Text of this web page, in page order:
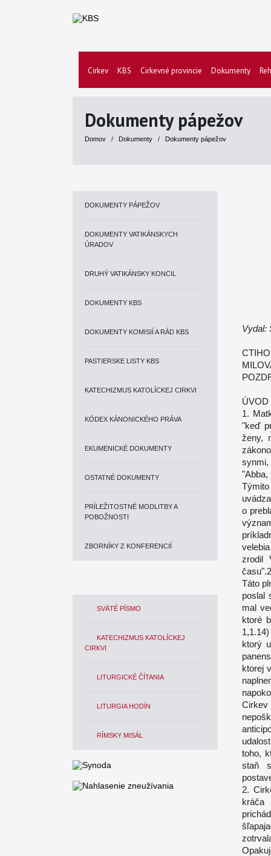
Cirkev KBS Cirkevné provincie Dokumenty
Dokumenty pápežov
Domov / Dokumenty / Dokumenty pápežov
DOKUMENTY PÁPEŽOV
DOKUMENTY VATIKÁNSKYCH
ÚRADOV
DRUHÝ VATIKÁNSKY KONCIL
DOKUMENTY KBS
DOKUMENTY KOMISIÍ A RÁD KBS
PASTIERSKE LISTY KBS
KATECHIZMUS KATOLÍCKEJ CIRKVI
KÓDEX KÁNONICKÉHO PRÁVA
EKUMENICKÉ DOKUMENTY
OSTATNÉ DOKUMENTY
PRÍLEŽITOSTNÉ MODLITBY A
POBOŽNOSTI
ZBORNÍKY Z KONFERENCIÍ
SVÄTÉ PÍSMO
KATECHIZMUS KATOLÍCKEJ
CIRKVI
LITURGICKÉ ČÍTANIA
LITURGIA HODÍN
RÍMSKY MISÁL
Vydal:
ÚVOD
1.
"keď
ženy,
"Abba,
o
zrodil
času".2
Táto
poslal
mal
ktoré
ktorý
ktorej
toho,
staň
2.
kráča